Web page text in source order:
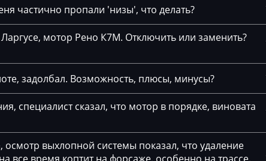
частично пропали 'низы', что делать?
мотор Рено К7М. Отключить или заменить?
задолбал. Возможность, плюсы, минусы?
специалист сказал, что мотор в порядке, виновата
осмотр выхлопной системы показал, что удаление